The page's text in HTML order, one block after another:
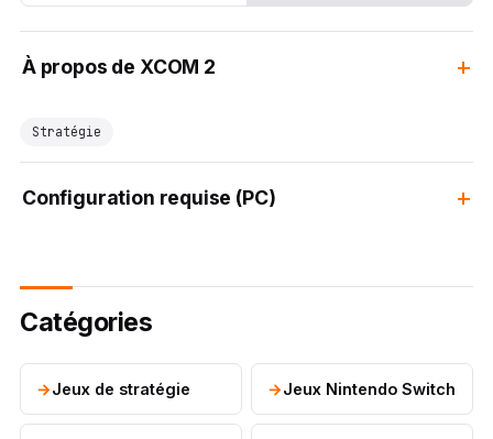
À propos de XCOM 2
Stratégie
Configuration requise (PC)
Catégories
Jeux de stratégie Jeux Nintendo Switch